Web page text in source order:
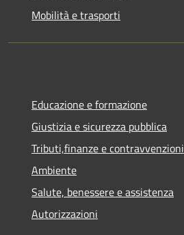
Mobilità e trasporti
Educazione e formazione
Giustizia e sicurezza pubblica
Tributi,finanze e contravvenzioni
Ambiente
Salute, benessere e assistenza
Autorizzazioni